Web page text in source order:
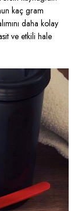
kaç gram
daha kolay
ve etkili hale